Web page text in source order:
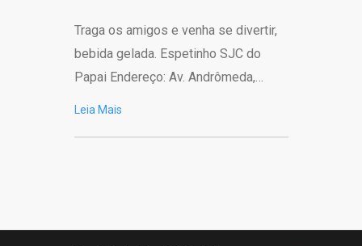
Traga os amigos e venha se divertir,
bebida gelada. Espetinho SJC do
Papai Endereço: Av. Andrômeda,…
Leia Mais